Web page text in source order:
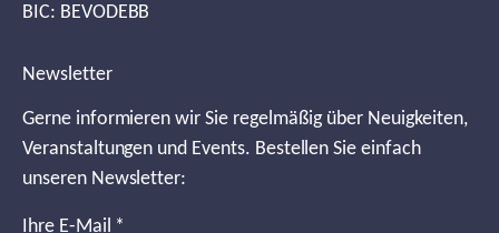
BIC: BEVODEBB
Newsletter
Gerne informieren wir Sie regelmäßig über Neuigkeiten,
Veranstaltungen und Events. Bestellen Sie einfach
unseren Newsletter:
Ihre E-Mail *